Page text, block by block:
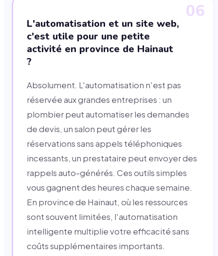
06
L'automatisation et un site web,
c'est utile pour une petite
activité en province de Hainaut
?
Absolument. L'automatisation n'est pas
réservée aux grandes entreprises : un
plombier peut automatiser les demandes
de devis, un salon peut gérer les
réservations sans appels téléphoniques
incessants, un prestataire peut envoyer des
rappels auto-générés. Ces outils simples
vous gagnent des heures chaque semaine.
En province de Hainaut, où les ressources
sont souvent limitées, l'automatisation
intelligente multiplie votre efficacité sans
coûts supplémentaires importants.